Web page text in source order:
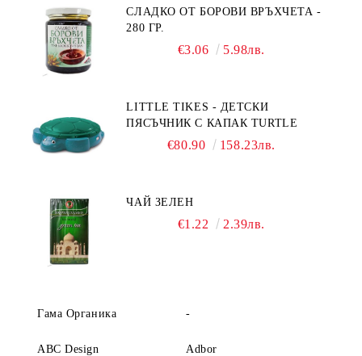
СЛАДКО ОТ БОРОВИ ВРЪХЧЕТА -
280 ГР.
€3.06 5.98лв.
LITTLE TIKES - ДЕТСКИ
ПЯСЪЧНИК С КАПАК TURTLE
€80.90 158.23лв.
ЧАЙ ЗЕЛЕН
€1.22 2.39лв.
Гама Органика -
ABC Design Adbor